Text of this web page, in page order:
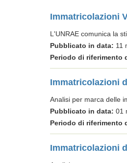
Immatricolazioni
L'UNRAE comunica la
Pubblicato in data: 11
Periodo di riferimento
Immatricolazioni
Analisi per marca delle
Pubblicato in data: 01
Periodo di riferimento
Immatricolazioni